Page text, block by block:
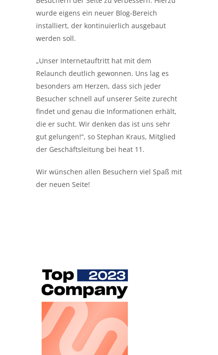
wurde eigens ein neuer Blog-Bereich
installiert, der kontinuierlich ausgebaut
werden soll.
„Unser Internetauftritt hat mit dem
Relaunch deutlich gewonnen. Uns lag es
besonders am Herzen, dass sich jeder
Besucher schnell auf unserer Seite zurecht
findet und genau die Informationen erhält,
die er sucht. Wir denken das ist uns sehr
gut gelungen!“, so Stephan Kraus, Mitglied
der Geschäftsleitung bei heat 11.
Wir wünschen allen Besuchern viel Spaß mit
der neuen Seite!